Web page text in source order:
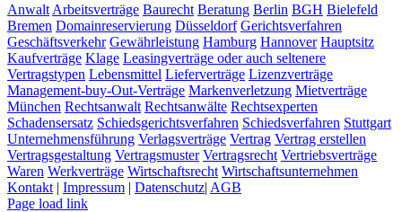
Anwalt Arbeitsverträge Baurecht Beratung Berlin BGH Bielefeld
Bremen Domainreservierung Düsseldorf Gerichtsverfahren
Geschäftsverkehr Gewährleistung Hamburg Hannover Hauptsitz
Kaufverträge Klage Leasingverträge oder auch seltenere
Vertragstypen Lebensmittel Lieferverträge Lizenzverträge
Management-buy-Out-Verträge Markenverletzung Mietverträge
München Rechtsanwalt Rechtsanwälte Rechtsexperten
Schadensersatz Schiedsgerichtsverfahren Schiedsverfahren Stuttgart
Unternehmensführung Verlagsverträge Vertrag Vertrag erstellen
Vertragsgestaltung Vertragsmuster Vertragsrecht Vertriebsverträge
Waren Werkverträge Wirtschaftsrecht Wirtschaftsunternehmen
Kontakt | Impressum | Datenschutz| AGB
Page load link